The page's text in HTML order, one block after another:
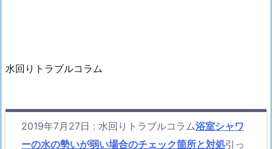
水回りトラブルコラム
2019年7月27日 : 水回りトラブルコラム浴室シャワ
ーの水の勢いが弱い場合のチェック箇所と対処引っ